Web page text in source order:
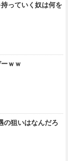
っていく奴は何を
ｗｗ
の狙いはなんだろ